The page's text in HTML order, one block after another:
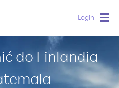
Login
do Finlandia